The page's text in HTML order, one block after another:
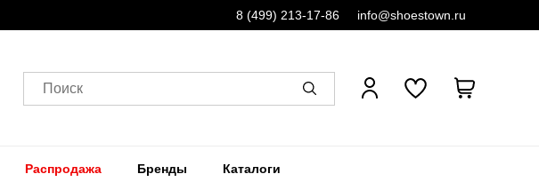
8 (499) 213-17-86 info@shoestown.ru
Поиск
Распродажа Бренды Каталоги